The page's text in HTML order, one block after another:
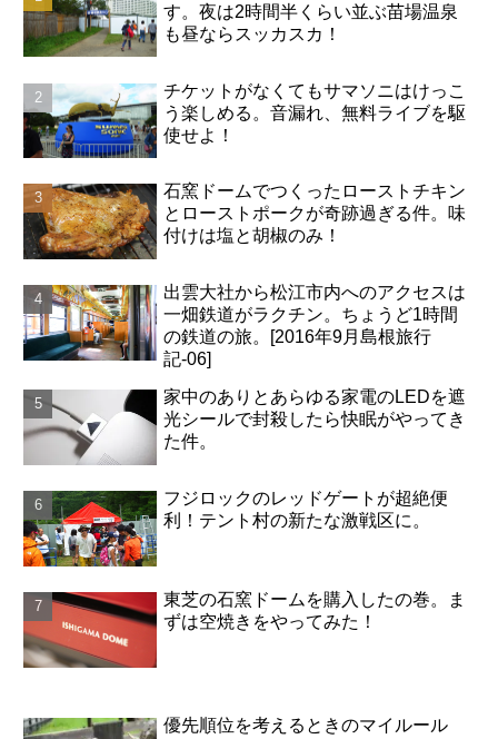
す。夜は2時間半くらい並ぶ苗場温泉
も昼ならスッカスカ！
チケットがなくてもサマソニはけっこ
う楽しめる。音漏れ、無料ライブを駆
使せよ！
石窯ドームでつくったローストチキン
とローストポークが奇跡過ぎる件。味
付けは塩と胡椒のみ！
出雲大社から松江市内へのアクセスは
一畑鉄道がラクチン。ちょうど1時間
の鉄道の旅。[2016年9月島根旅行
記-06]
家中のありとあらゆる家電のLEDを遮
光シールで封殺したら快眠がやってき
た件。
フジロックのレッドゲートが超絶便
利！テント村の新たな激戦区に。
東芝の石窯ドームを購入したの巻。ま
ずは空焼きをやってみた！
優先順位を考えるときのマイルール